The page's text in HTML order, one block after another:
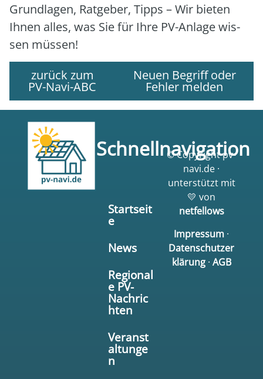
Grund­la­gen, Rat­ge­ber, Tipps – Wir bie­ten
Ihnen alles, was Sie für Ihre PV-Anla­ge wis­
sen müs­sen!
zurück zum
PV-Navi-ABC
Neuen Begriff oder
Fehler melden
Schnellnavigation
Startseit
e
News
Regional
e PV-
Nachric
hten
Veranst
altunge
n
© Copyright pv-
navi.de ·
unterstützt mit
💛 von
netfellows
Impressum ·
Datenschutzer
klärung· AGB